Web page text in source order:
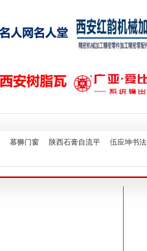
慕狮门窗 陕西石膏自流平 伍应坤书法